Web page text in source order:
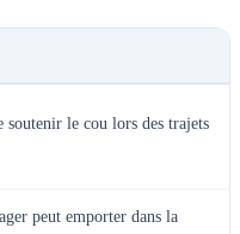
soutenir le cou lors des trajets
peut emporter dans la